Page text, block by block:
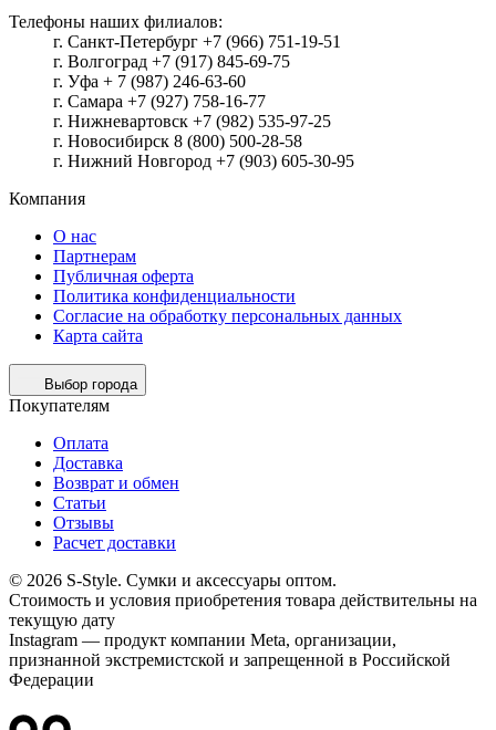
Телефоны наших филиалов:
г. Санкт-Петербург +7 (966) 751-19-51
г. Волгоград +7 (917) 845-69-75
г. Уфа + 7 (987) 246-63-60
г. Самара +7 (927) 758-16-77
г. Нижневартовск +7 (982) 535-97-25
г. Новосибирск 8 (800) 500-28-58
г. Нижний Новгород +7 (903) 605-30-95
Компания
О нас
Партнерам
Публичная оферта
Политика конфиденциальности
Согласие на обработку персональных данных
Карта сайта
Выбор города
Покупателям
Оплата
Доставка
Возврат и обмен
Статьи
Отзывы
Расчет доставки
© 2026 S-Style. Сумки и аксессуары оптом.
Cтоимость и условия приобретения товара действительны на
текущую дату
Instagram — продукт компании Meta, организации,
признанной экстремистской и запрещенной в Российской
Федерации